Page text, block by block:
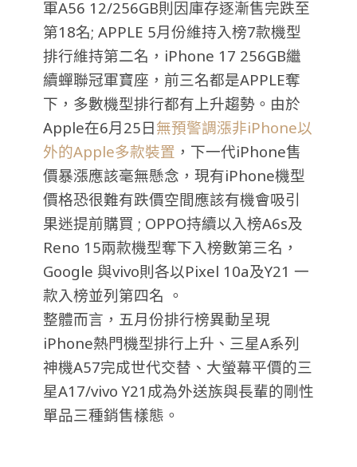
軍A56 12/256GB則因庫存逐漸售完跌至
第18名; APPLE 5月份維持入榜7款機型
排行維持第二名，iPhone 17 256GB繼
續蟬聯冠軍寶座，前三名都是APPLE奪
下，多數機型排行都有上升趨勢。由於
Apple在6月25日無預警調漲非iPhone以
外的Apple多款裝置 ，下一代iPhone售
價暴漲應該毫無懸念，現有iPhone機型
價格恐很難有跌價空間應該有機會吸引
果迷提前購買 ; OPPO持續以入榜A6s及
Reno 15兩款機型奪下入榜數第三名，
Google 與vivo則各以Pixel 10a及Y21 一
款入榜並列第四名 。
整體而言，五月份排行榜異動呈現
iPhone熱門機型排行上升、三星A系列
神機A57完成世代交替、大螢幕平價的三
星A17/vivo Y21成為外送族與長輩的剛性
單品三種銷售樣態。